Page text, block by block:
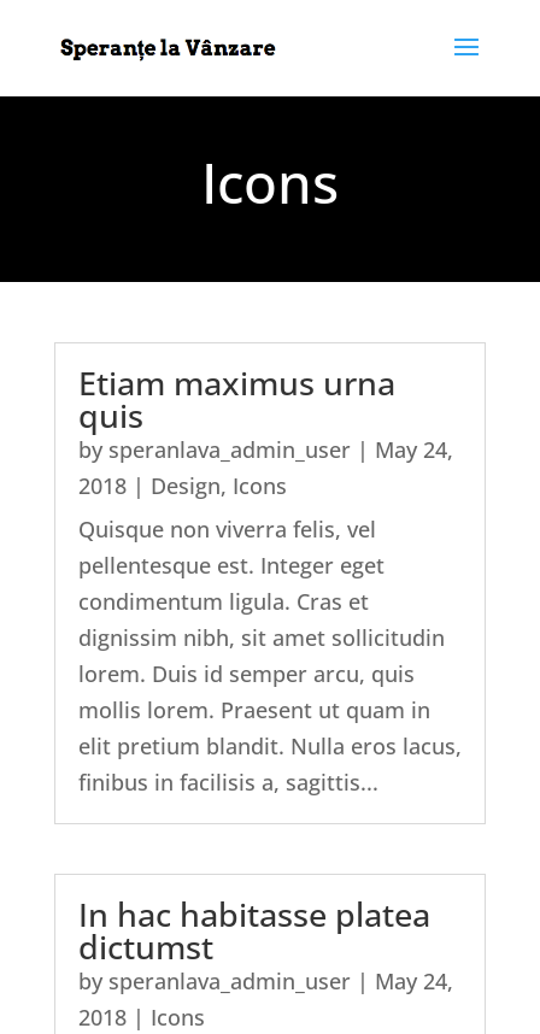
Icons
Etiam maximus urna
quis
by speranlava_admin_user| May 24,
2018| Design, Icons
Quisque non viverra felis, vel
pellentesque est. Integer eget
condimentum ligula. Cras et
dignissim nibh, sit amet sollicitudin
lorem. Duis id semper arcu, quis
mollis lorem. Praesent ut quam in
elit pretium blandit. Nulla eros lacus,
finibus in facilisis a, sagittis...
In hac habitasse platea
dictumst
by speranlava_admin_user| May 24,
2018| Icons